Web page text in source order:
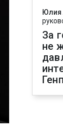
Юлия
За
не